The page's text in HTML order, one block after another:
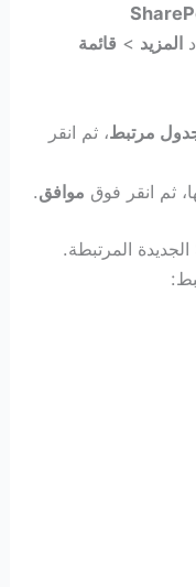
المزيد > قائمة
جدول مرتبط، ثم انقر
ثم انقر فوق موافق.
قائمة SharePoint الجديدة المرتبطة.